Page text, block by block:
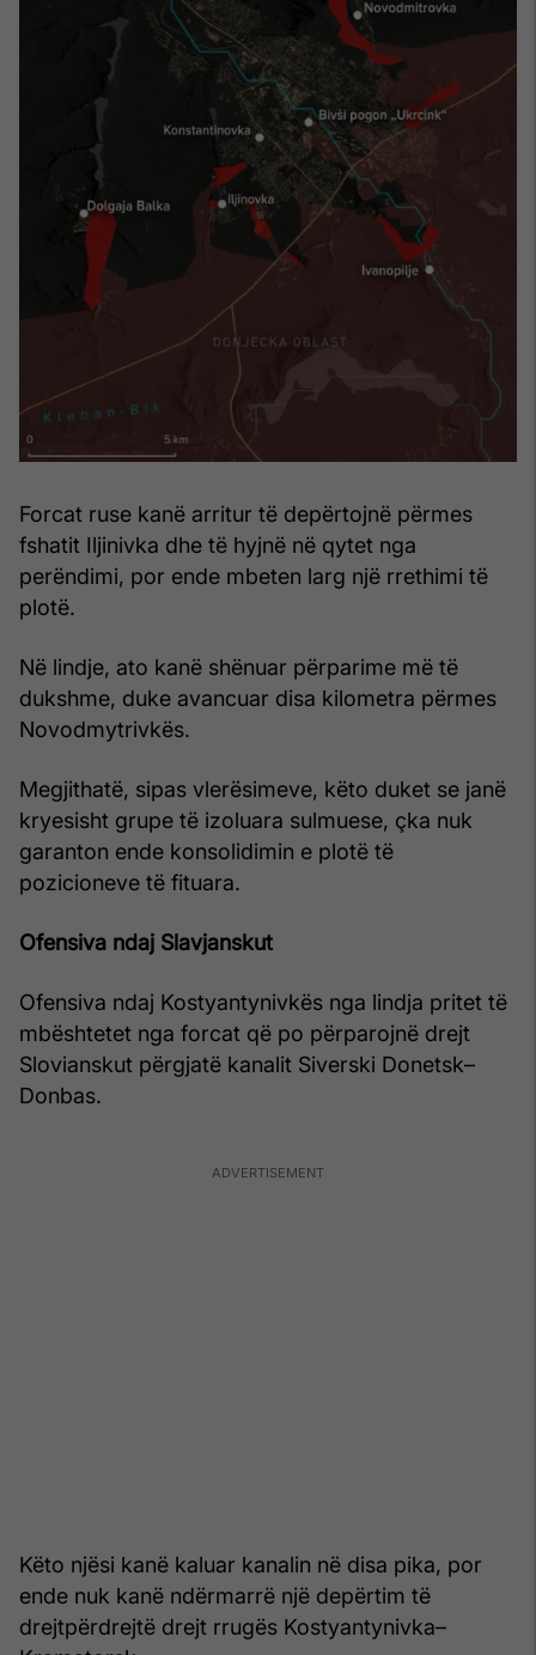
Forcat ruse kanë arritur të depërtojnë përmes
fshatit Iljinivka dhe të hyjnë në qytet nga
perëndimi, por ende mbeten larg një rrethimi të
plotë.
Në lindje, ato kanë shënuar përparime më të
dukshme, duke avancuar disa kilometra përmes
Novodmytrivkës.
Megjithatë, sipas vlerësimeve, këto duket se janë
kryesisht grupe të izoluara sulmuese, çka nuk
garanton ende konsolidimin e plotë të
pozicioneve të fituara.
Ofensiva ndaj Slavjanskut
Ofensiva ndaj Kostyantynivkës nga lindja pritet të
mbështetet nga forcat që po përparojnë drejt
Slovianskut përgjatë kanalit Siverski Donetsk–
Donbas.
Këto njësi kanë kaluar kanalin në disa pika, por
ende nuk kanë ndërmarrë një depërtim të
drejtpërdrejtë drejt rrugës Kostyantynivka–